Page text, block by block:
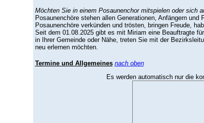
Möchten Sie in einem Posaunenchor mitspielen oder sich
Posaunenchöre stehen allen Generationen, Anfängern
Posaunenchöre verkünden und trösten, bringen Freude,
Seit dem 01.08.2025 gibt es mit Miriam eine Beauftragte
in Ihrer Gemeinde oder Nähe, treten Sie mit der
neu erlernen möchten.
Termine und Allgemeines nach oben
Es werden automatisch nur die